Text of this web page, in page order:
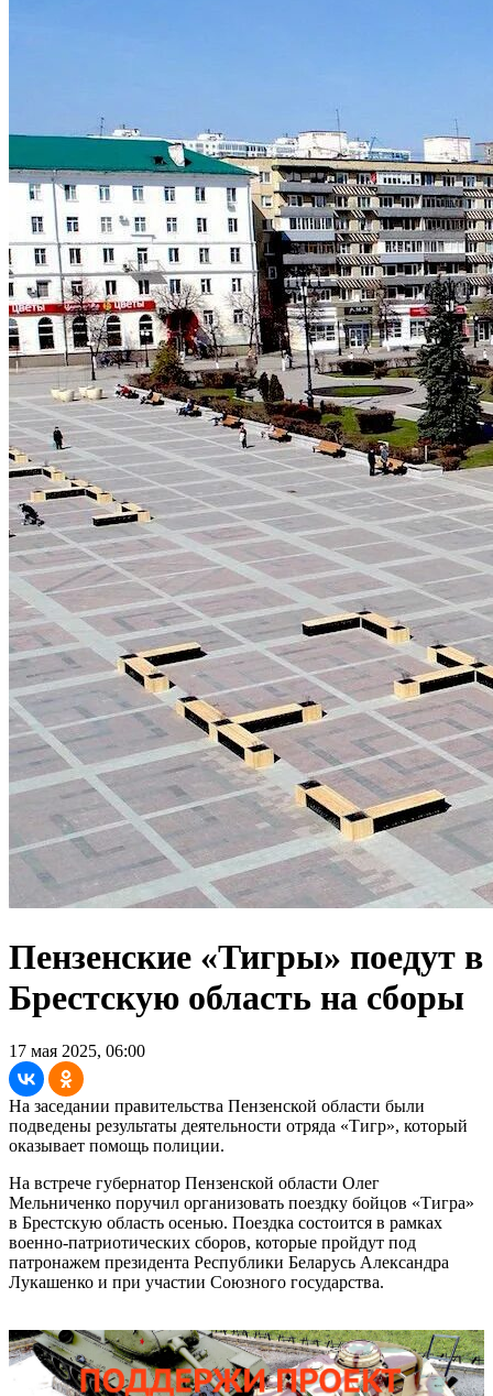
Пензенские «Тигры» поедут в
Брестскую область на сборы
17 мая 2025, 06:00
На заседании правительства Пензенской области были
подведены результаты деятельности отряда «Тигр», который
оказывает помощь полиции.
На встрече губернатор Пензенской области Олег
Мельниченко поручил организовать поездку бойцов «Тигра»
в Брестскую область осенью. Поездка состоится в рамках
военно-патриотических сборов, которые пройдут под
патронажем президента Республики Беларусь Александра
Лукашенко и при участии Союзного государства.